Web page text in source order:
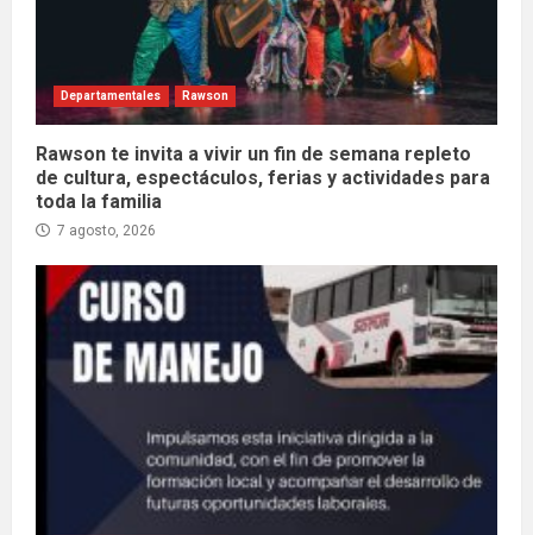
Departamentales Rawson
Rawson te invita a vivir un fin de semana repleto
de cultura, espectáculos, ferias y actividades para
toda la familia
7 agosto, 2026